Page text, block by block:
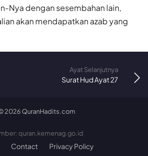
Nya dengan sesembahan lain,
akan mendapatkan azab yang
Ayat Selanjutnya
Surat Hud Ayat 27
2026 QuranHadits.com
quran.kemenag.go.id
Contact Privacy Policy